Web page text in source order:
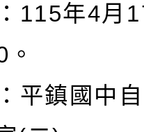
年4月
鎮國中自